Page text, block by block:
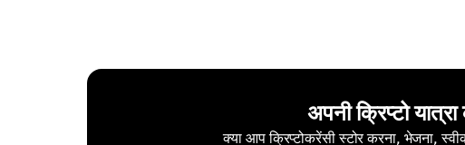
अपनी क्रिप्टो
क्या आप क्रिप्टोकरेंसी स्टोर करना, भेजना,